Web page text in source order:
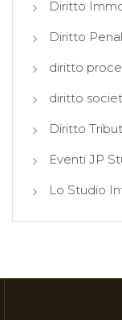
Diritto
Diritto
diritto
diritto
Diritto
Eventi JP
Lo Studio